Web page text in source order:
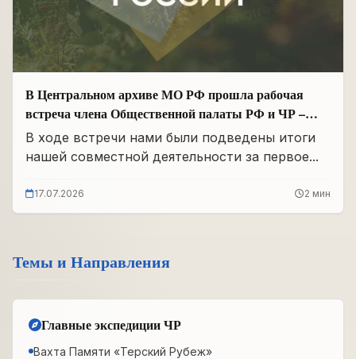
В Центральном архиве МО РФ прошла рабочая
встреча члена Общественной палаты РФ и ЧР –
Руководителя Регионального отделения «Поисковое
движение России» в ЧР Иса Сардалов с
Панковым
В ходе встречи нами были подведены итоги
нашей совместной деятельности за первое...
17.07.2026 2 мин
Темы и Направления
Главные экспедиции ЧР
Вахта Памяти «Терский Рубеж»